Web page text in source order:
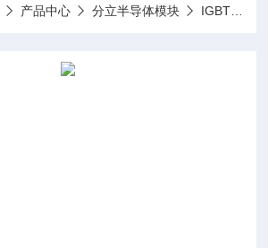
产品中心 分立半导体模块 IGBT模块